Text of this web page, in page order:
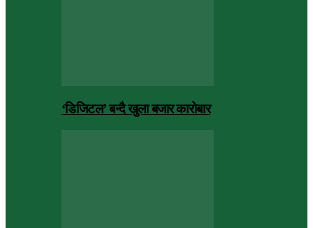
‘डिजिटल’ बन्दै खुला बजार कारोबार